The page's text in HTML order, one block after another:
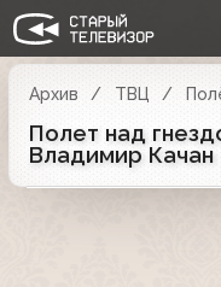
Архив ТВЦ
Полет над
Владимир Качан